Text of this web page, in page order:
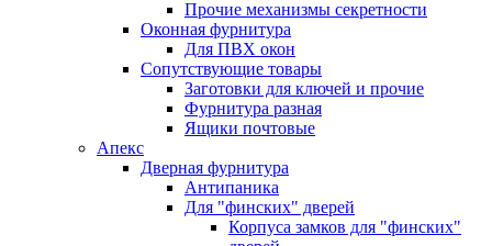
Прочие механизмы секретности
Оконная фурнитура
Для ПВХ окон
Сопутствующие товары
Заготовки для ключей и прочие
Фурнитура разная
Ящики почтовые
Апекс
Дверная фурнитура
Антипаника
Для "финских" дверей
Корпуса замков для "финских"